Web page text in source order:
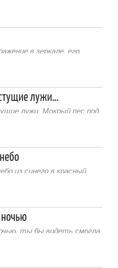
в зеркале, его
лужи…
лужи. Мокрый пес под
из синего в красный
ты бы видеть смогла